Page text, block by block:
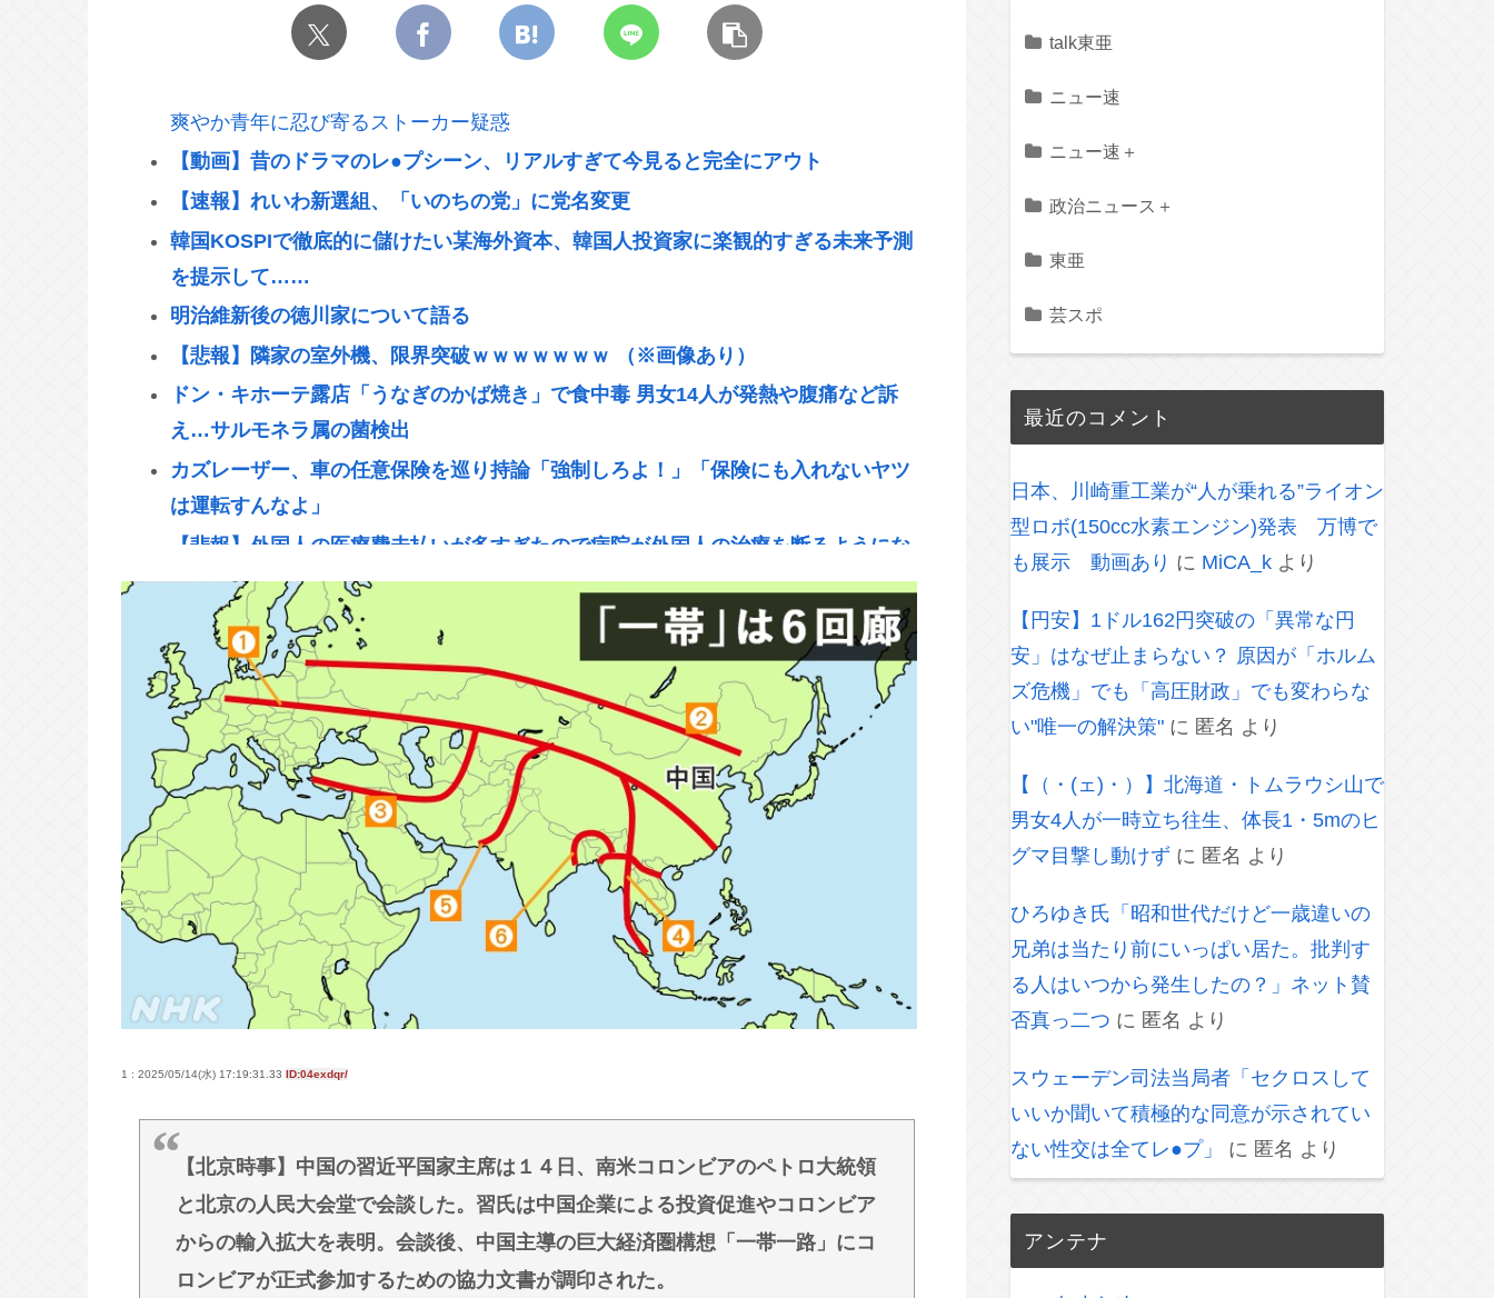
爽やか青年に忍び寄るストーカー疑惑
【動画】昔のドラマのレ●プシーン、リアルすぎて今見ると完全にアウト
【速報】れいわ新選組、「いのちの党」に党名変更
韓国KOSPIで徹底的に儲けたい某海外資本、韓国人投資家に楽観的すぎる未来予測
を提示して……
明治維新後の徳川家について語る
【悲報】隣家の室外機、限界突破ｗｗｗｗｗｗｗ （※画像あり）
ドン・キホーテ露店「うなぎのかば焼き」で食中毒 男女14人が発熱や腹痛など訴
え…サルモネラ属の菌検出
カズレーザー、車の任意保険を巡り持論「強制しろよ！」「保険にも入れないヤツ
は運転すんなよ」
【悲報】外国人の医療費未払いが多すぎたので病院が外国人の治療を断るようにな
ってしまう
甲子園出場校 猛暑と資金難に苦しむ | 高校のとき
共産党信者「募金で共産党を叩くのは、頑張る人を邪魔したいという日本人らしい
薄暗い欲望のせい」
パチ●コ中毒者の99%はアニメに興味なく、いつも打ってる台の原作も知らないとい
う不都合な真実
【ﾌｧﾝｻﾏﾘｨ】熊本地震報道 真実より視聴率と高市叩きが大事なオールドメディア
熊本県知事が被災者・遺族への取材に怒り「極めて強い不満、苦情が寄せられた」
福井県のコメ農家「今年はコメを売ってくれと業者が来ない！高市総理が許せな
い！もう愛想尽かした！！！」
【悲報】福田雄一さん「新ケロロに福田組が出ます！」→爆死 ちいかわの監督「原
作に忠実に」→爆売れwww
高橋名人「左手のバネを取るために手術をします」
1 : 2025/05/14(水) 17:19:31.33 ID:04exdqr/
【北京時事】中国の習近平国家主席は１４日、南米コロンビアのペトロ大統領
と北京の人民大会堂で会談した。習氏は中国企業による投資促進やコロンビア
からの輸入拡大を表明。会談後、中国主導の巨大経済圏構想「一帯一路」にコ
ロンビアが正式参加するための協力文書が調印された。
talk東亜
ニュー速
ニュー速＋
政治ニュース＋
東亜
芸スポ
最近のコメント
日本、川崎重工業が“人が乗れる”ライオン
型ロボ(150cc水素エンジン)発表 万博で
も展示 動画あり に MiCA_k より
【円安】1ドル162円突破の「異常な円
安」はなぜ止まらない？ 原因が「ホルム
ズ危機」でも「高圧財政」でも変わらな
い"唯一の解決策" に 匿名 より
【（・(ェ)・）】北海道・トムラウシ山で
男女4人が一時立ち往生、体長1・5mのヒ
グマ目撃し動けず に 匿名 より
ひろゆき氏「昭和世代だけど一歳違いの
兄弟は当たり前にいっぱい居た。批判す
る人はいつから発生したの？」ネット賛
否真っ二つ に 匿名 より
スウェーデン司法当局者「セクロスして
いいか聞いて積極的な同意が示されてい
ない性交は全てレ●プ」
に 匿名 より
アンテナ